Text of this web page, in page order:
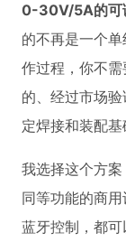
0-30V/5A的可
的不再是一个
作过程，你不
的、经过市场
定焊接和装配
我选择这个方
同等功能的商
蓝牙控制，都